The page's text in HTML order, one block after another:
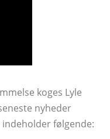
koges Lyle
nyheder
følgende: